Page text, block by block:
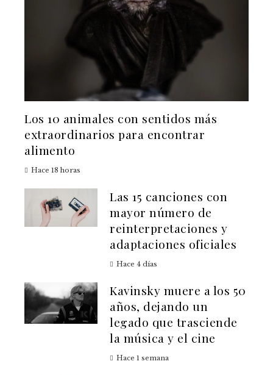
Los 10 animales con sentidos más
extraordinarios para encontrar
alimento
Hace 18 horas
Las 15 canciones con
mayor número de
reinterpretaciones y
adaptaciones oficiales
Hace 4 días
Kavinsky muere a los 50
años, dejando un
legado que trasciende
la música y el cine
Hace 1 semana